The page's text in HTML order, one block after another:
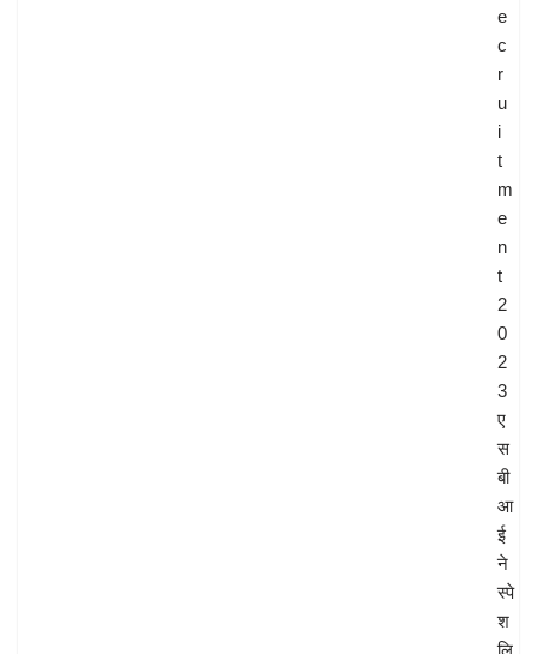
e
c
r
u
i
t
m
e
n
t
2
0
2
3
ए
स
बी
आ
ई
ने
स्पे
श
लि